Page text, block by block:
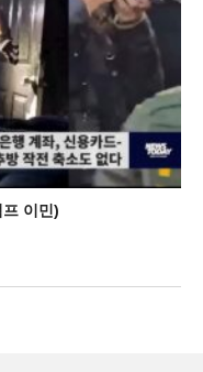
이민)